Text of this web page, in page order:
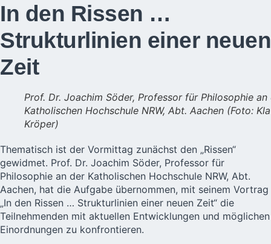
In den Rissen …
Strukturlinien einer neuen
Zeit
Prof. Dr. Joachim Söder, Professor für Philosophie an
Katholischen Hochschule NRW, Abt. Aachen (Foto:
Kröper)
Thematisch ist der Vormittag zunächst den „Rissen“
gewidmet. Prof. Dr. Joachim Söder, Professor für
Philosophie an der Katholischen Hochschule NRW, Abt.
Aachen, hat die Aufgabe übernommen, mit seinem Vortrag
„In den Rissen … Strukturlinien einer neuen Zeit“ die
Teilnehmenden mit aktuellen Entwicklungen und möglichen
Einordnungen zu konfrontieren.